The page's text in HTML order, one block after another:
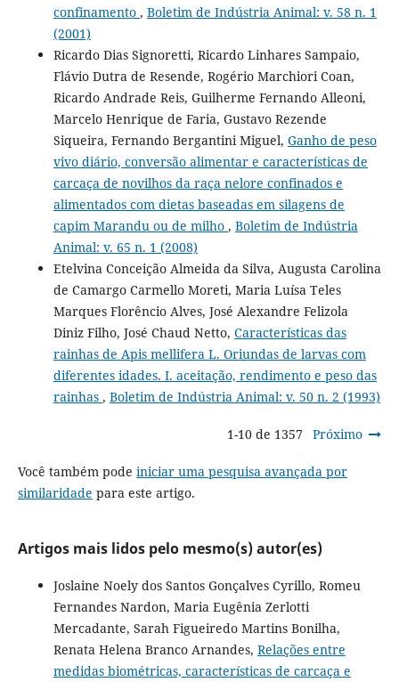
confinamento , Boletim de Indústria Animal: v. 58 n. 1
(2001)
Ricardo Dias Signoretti, Ricardo Linhares Sampaio,
Flávio Dutra de Resende, Rogério Marchiori Coan,
Ricardo Andrade Reis, Guilherme Fernando Alleoni,
Marcelo Henrique de Faria, Gustavo Rezende
Siqueira, Fernando Bergantini Miguel, Ganho de peso
vivo diário, conversão alimentar e características de
carcaça de novilhos da raça nelore confinados e
alimentados com dietas baseadas em silagens de
capim Marandu ou de milho , Boletim de Indústria
Animal: v. 65 n. 1 (2008)
Etelvina Conceição Almeida da Silva, Augusta Carolina
de Camargo Carmello Moreti, Maria Luísa Teles
Marques Florêncio Alves, José Alexandre Felizola
Diniz Filho, José Chaud Netto, Características das
rainhas de Apis mellifera L. Oriundas de larvas com
diferentes idades. I. aceitação, rendimento e peso das
rainhas , Boletim de Indústria Animal: v. 50 n. 2 (1993)
1-10 de 1357 Próximo
Você também pode iniciar uma pesquisa avançada por
similaridade para este artigo.
Artigos mais lidos pelo mesmo(s) autor(es)
Joslaine Noely dos Santos Gonçalves Cyrillo, Romeu
Fernandes Nardon, Maria Eugênia Zerlotti
Mercadante, Sarah Figueiredo Martins Bonilha,
Renata Helena Branco Arnandes, Relações entre
medidas biométricas, características de carcaça e